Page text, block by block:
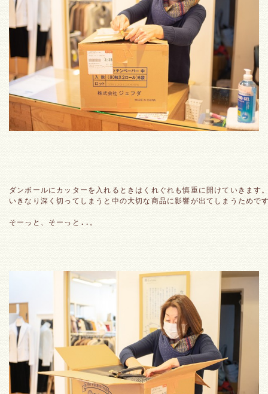
ダンボールにカッターを入れるときはくれぐれも慎重に開けていきます
いきなり深く切ってしまうと中の大切な商品に影響が出てしまうためで
そーっと、そーっと..。